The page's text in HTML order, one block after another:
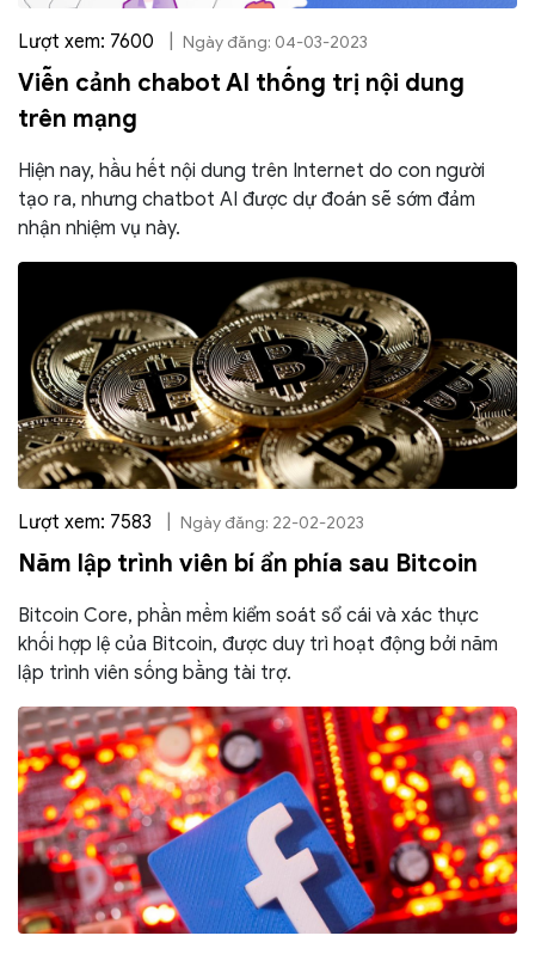
Lượt xem: 7600 Ngày đăng: 04-03-2023
Viễn cảnh chabot AI thống trị nội dung
trên mạng
Hiện nay, hầu hết nội dung trên Internet do con người
tạo ra, nhưng chatbot AI được dự đoán sẽ sớm đảm
nhận nhiệm vụ này.
Lượt xem: 7583 Ngày đăng: 22-02-2023
Năm lập trình viên bí ẩn phía sau Bitcoin
Bitcoin Core, phần mềm kiểm soát sổ cái và xác thực
khối hợp lệ của Bitcoin, được duy trì hoạt động bởi năm
lập trình viên sống bằng tài trợ.